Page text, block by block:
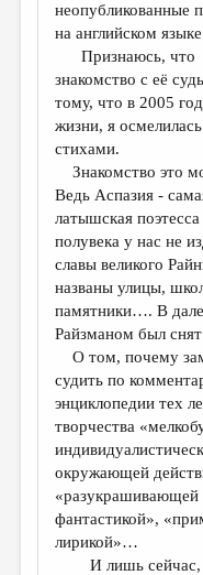
СТРАНИЦЫ ПАМЯТИ
ОБЪЯВЛЕНИЯ
КОЛОНКА РЕДАКТОРА
РЕДКОЛЛЕГИЯ
ОТ РЕДАКЦИИ
МАЛАЯ ПРОЗА
ЭССЕИСТИКА
КУЛЬТУРОВЕДЕНИЕ
ПУБЛИЦИСТИКА
РЕЦЕНЗИРОВАНИЕ
ЦИКЛЫ
ТРЕДИАКОВСКИЙ
МЕДИА
ВКОНТАКТЕ
неопубликованные
на английском
Признаюсь, что
знакомство с её
тому, что в 2005
жизни, я
стихами.
Знакомство это
Ведь Аспазия -
латышская
полувека у нас не
славы великого
названы улицы,
памятники…. В
Райзманом был
О том, почему
судить по
энциклопедии тех
творчества
окружающей
«разукрашивающей
фантастикой»,
лирикой»…
И лишь сейчас, в